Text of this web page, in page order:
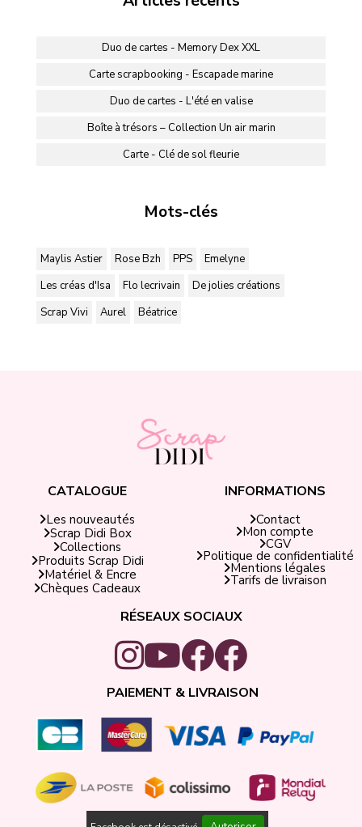
Duo de cartes - Memory Dex XXL
Carte scrapbooking - Escapade marine
Duo de cartes - L'été en valise
Boîte à trésors – Collection Un air marin
Carte - Clé de sol fleurie
Mots-clés
Maylis Astier Rose Bzh PPS
Emelyne
Les créas d'Isa
Flo lecrivain
De jolies créations
Scrap Vivi
Aurel Béatrice
CATALOGUE
Les nouveautés
Scrap Didi Box
Collections
Produits Scrap Didi
Matériel & Encre
Chèques Cadeaux
INFORMATIONS
Contact
Mon compte
CGV
Politique de confidentialité
Mentions légales
Tarifs de livraison
RÉSEAUX SOCIAUX
PAIEMENT & LIVRAISON